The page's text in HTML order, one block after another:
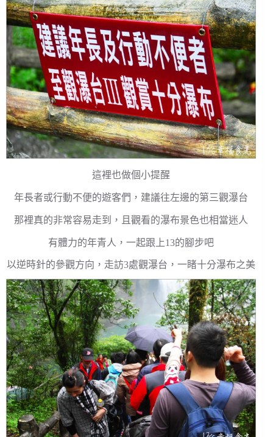
這裡也做個小提醒
年長者或行動不便的遊客們，建議往左邊的第三觀瀑台
那裡真的非常容易走到，且觀看的瀑布景色也相當迷人
有體力的年青人，一起跟上13的腳步吧
以逆時針的參觀方向，走訪3處觀瀑台，一睹十分瀑布之美